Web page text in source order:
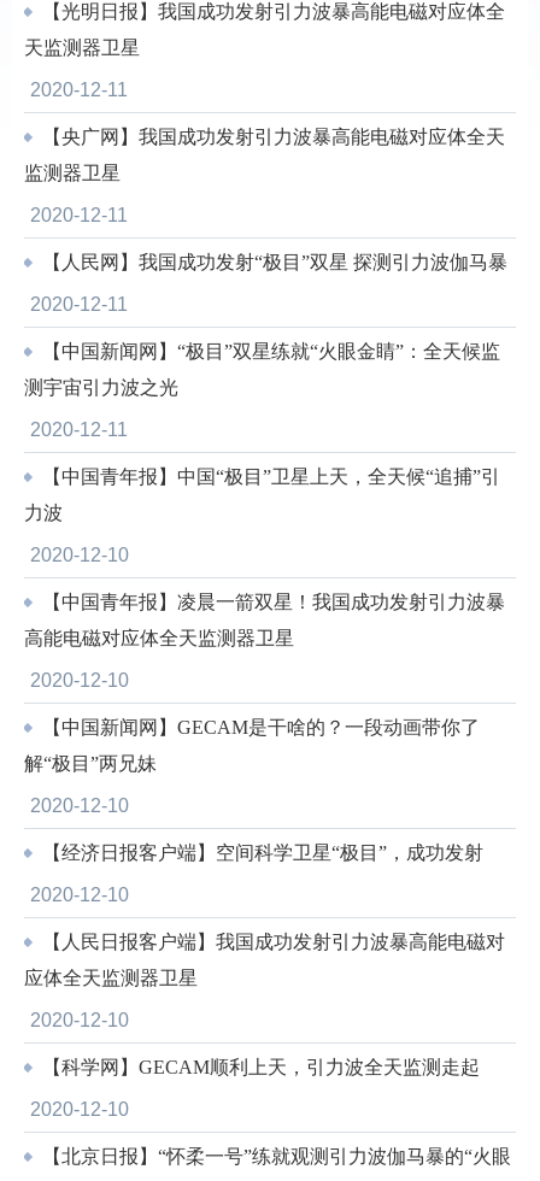
【光明日报】我国成功发射引力波暴高能电磁对应体全
天监测器卫星
2020-12-11
【央广网】我国成功发射引力波暴高能电磁对应体全天
监测器卫星
2020-12-11
【人民网】我国成功发射“极目”双星 探测引力波伽马暴
2020-12-11
【中国新闻网】“极目”双星练就“火眼金睛”：全天候监
测宇宙引力波之光
2020-12-11
【中国青年报】中国“极目”卫星上天，全天候“追捕”引
力波
2020-12-10
【中国青年报】凌晨一箭双星！我国成功发射引力波暴
高能电磁对应体全天监测器卫星
2020-12-10
【中国新闻网】GECAM是干啥的？一段动画带你了
解“极目”两兄妹
2020-12-10
【经济日报客户端】空间科学卫星“极目”，成功发射
2020-12-10
【人民日报客户端】我国成功发射引力波暴高能电磁对
应体全天监测器卫星
2020-12-10
【科学网】GECAM顺利上天，引力波全天监测走起
2020-12-10
【北京日报】“怀柔一号”练就观测引力波伽马暴的“火眼